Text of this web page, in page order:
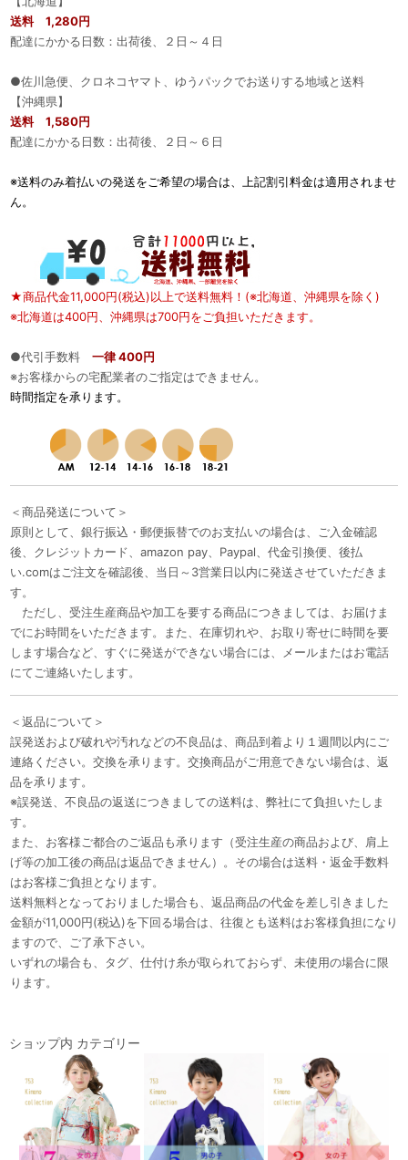
送料 1,280円
配達にかかる日数：出荷後、２日～４日
●佐川急便、クロネコヤマト、ゆうパックでお送りする地域と送料
【沖縄県】
送料 1,580円
配達にかかる日数：出荷後、２日～６日
※送料のみ着払いの発送をご希望の場合は、上記割引料金は適用されませ
ん。
★商品代金11,000円(税込)以上で送料無料！(※北海道、沖縄県を除く)
※北海道は400円、沖縄県は700円をご負担いただきます。
●代引手数料 一律 400円
※お客様からの宅配業者のご指定はできません。
時間指定を承ります。
＜商品発送について＞
原則として、銀行振込・郵便振替でのお支払いの場合は、ご入金確認
後、クレジットカード、amazon pay、Paypal、代金引換便、後払
い.comはご注文を確認後、当日～3営業日以内に発送させていただきま
す。
ただし、受注生産商品や加工を要する商品につきましては、お届けま
でにお時間をいただきます。また、在庫切れや、お取り寄せに時間を要
します場合など、すぐに発送ができない場合には、メールまたはお電話
にてご連絡いたします。
＜返品について＞
誤発送および破れや汚れなどの不良品は、商品到着より１週間以内にご
連絡ください。交換を承ります。交換商品がご用意できない場合は、返
品を承ります。
※誤発送、不良品の返送につきましての送料は、弊社にて負担いたしま
す。
また、お客様ご都合のご返品も承ります（受注生産の商品および、肩上
げ等の加工後の商品は返品できません）。その場合は送料・返金手数料
はお客様ご負担となります。
送料無料となっておりました場合も、返品商品の代金を差し引きました
金額が11,000円(税込)を下回る場合は、往復とも送料はお客様負担になり
ますので、ご了承下さい。
いずれの場合も、タグ、仕付け糸が取られておらず、未使用の場合に限
ります。
ショップ内 カテゴリー